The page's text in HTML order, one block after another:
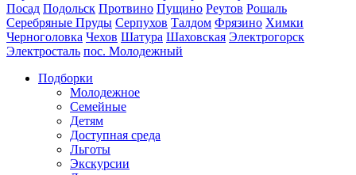
Посад Подольск Протвино Пущино Реутов Рошаль
Серебряные Пруды Серпухов Талдом Фрязино Химки
Черноголовка Чехов Шатура Шаховская Электрогорск
Электросталь пос. Молодежный
Подборки
Молодежное
Семейные
Детям
Доступная среда
Льготы
Экскурсии